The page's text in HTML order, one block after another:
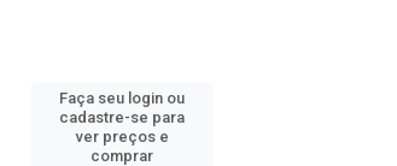
Faça seu login ou
cadastre-se para
ver preços e
comprar